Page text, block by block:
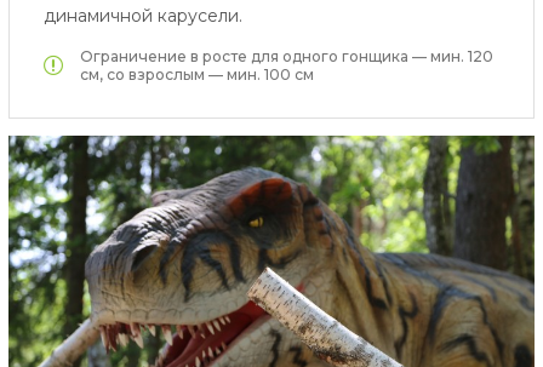
динамичной карусели.
Ограничение в росте для одного гонщика — мин. 120
см, со взрослым — мин. 100 см